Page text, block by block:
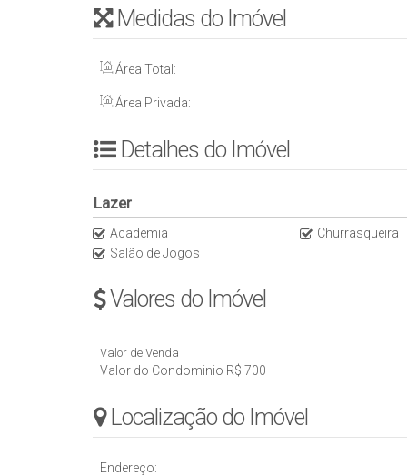
- Sala de jogos
- Salão de festas
- Playground
- Espaço gourmet
- Deck molhado
- Spa
- Lounge
- Praça de convivência
- Área privativa: 193m²
- Cond: R$ 700,00
- Forma de visita: Agendar comigo, antecedência
- Analisa imóvel de menor valor
Medidas do Imóvel
Área Total:
Área Privada:
Detalhes do Imóvel
Lazer
Academia Churrasqueira
Salão de Jogos
Valores do Imóvel
Valor de Venda
Valor do Condominio R$ 700
Localização do Imóvel
Endereço: